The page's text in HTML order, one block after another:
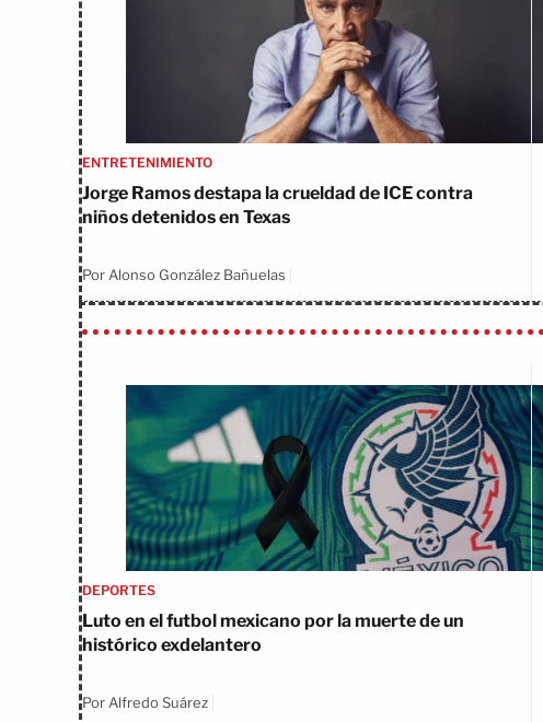
ENTRETENIMIENTO
Jorge Ramos destapa la crueldad de ICE contra
niños detenidos en Texas
Por Alonso González Bañuelas
DEPORTES
Luto en el futbol mexicano por la muerte de un
histórico exdelantero
Por Alfredo Suárez